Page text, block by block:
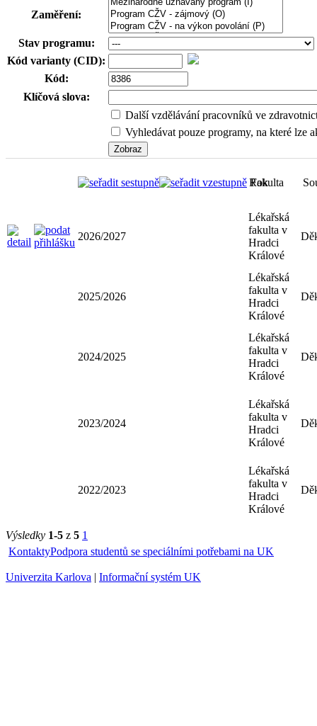
Zaměření:
Stav programu:
Kód varianty (CID):
Kód:
Klíčová slova:
Další vzdělávání pracovníků ve
Vyhledávat pouze programy, na které lze
Fakulta
Lékařská
fakulta v
Králové
Lékařská
fakulta v
Hradci
Králové
Lékařská
Hradci
Králové
Lékařská
Hradci
Králové
Lékařská
Králové
Výsledky1-5z5 1